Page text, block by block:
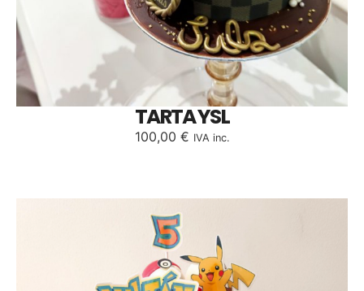
TARTA YSL
100,00 € IVA inc.